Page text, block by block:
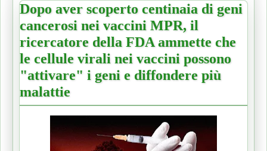
Dopo aver scoperto centinaia di geni
cancerosi nei vaccini MPR, il
ricercatore della FDA ammette che
le cellule virali nei vaccini possono
"attivare" i geni e diffondere più
malattie